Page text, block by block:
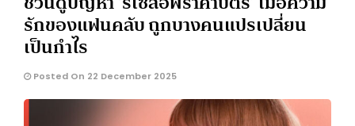
รักของแฟนคลับ ถูกบางคนแปรเปลี่ยน
เป็นกำไร
Posted On 22 December 2025